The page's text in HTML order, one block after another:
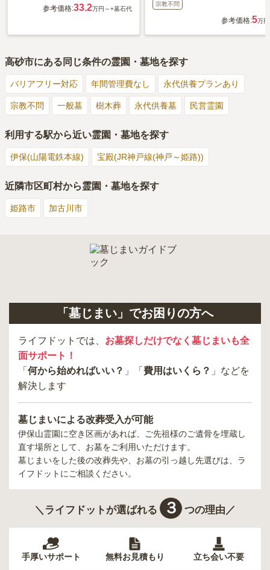
参考価格:33.2万円～+墓石代
宗教不問
参考価格:5万円
高砂市にある同じ条件の霊園・墓地を探す
バリアフリー対応 年間管理費なし 永代供養プランあり
宗教不問 一般墓 樹木葬 永代供養墓 民営霊園
利用する駅から近い霊園・墓地を探す
伊保(山陽電鉄本線) 宝殿(JR神戸線(神戸～姫路))
近隣市区町村から霊園・墓地を探す
姫路市 加古川市
「墓じまい」でお困りの方へ
ライフドットでは、 お墓探しだけでなく墓じまいも全
面サポート！
「 何から始めればいい？ 」「 費用はいくら？ 」などを
解決します
墓じまいによる改葬受入が可能
伊保山霊園に空き区画があれば、ご先祖様のご遺骨を埋蔵し
直す場所として、お墓をご利用いただけます。
墓じまいをした後の改葬先や、お墓の引っ越し先選びは、ラ
イフドットにご相談ください。
＼ライフドットが選ばれる ３ つの理由／
手厚いサポート 無料お見積もり 立ち会い不要